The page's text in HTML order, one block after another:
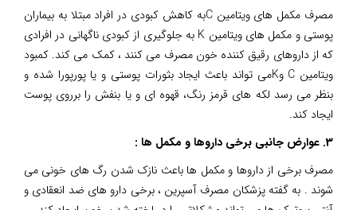
مصرف مکمل های ویتامین Cبه کاهش کبودی در افراد مبتلا به بیماران
پوستی و مکمل های ویتامین K به جلوگیری از کبودی ناگهانی در افرادی
که از داروهای رقیق کننده خون مصرف می کنند ، کمک می کند. کمبود
ویتامین C وKمی تواند باعث ایجاد بثورات پوستی و یا پورپورا شده و
بنظر می رسد لکه های قرمز رنگ، قهوه ای و یا بنفش را برروی پوست
ایجاد کند.
3. عوارض جانبی برخی داروها و مکمل ها :
مصرف برخی از داروها و مکمل ها باعث نازک شدن رگ های خونی می
شوند . به گفته پزشکان مصرف آسپرین ، برخی دارو های ضد انعقادی و